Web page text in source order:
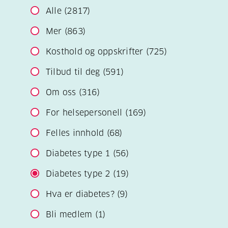
Alle (2817)
Mer (863)
Kosthold og oppskrifter (725)
Tilbud til deg (591)
Om oss (316)
For helsepersonell (169)
Felles innhold (68)
Diabetes type 1 (56)
Diabetes type 2 (19)
Hva er diabetes? (9)
Bli medlem (1)